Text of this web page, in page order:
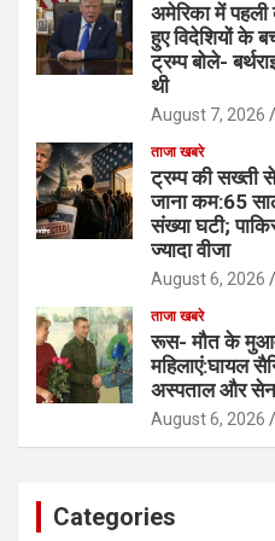
अमेरिका में पहली
हुए विदेशियों के
ट्रम्प बोले-
थी
August 7, 2026
ताजा खबरे
ट्रम्प की सख्ती
जाना कम:65
संख्या घटी;
ज्यादा वीजा
August 6, 2026
ताजा खबरे
रूस- मौत के
महिलाएं:घायल
अस्पताल और
August 6, 2026
Categories